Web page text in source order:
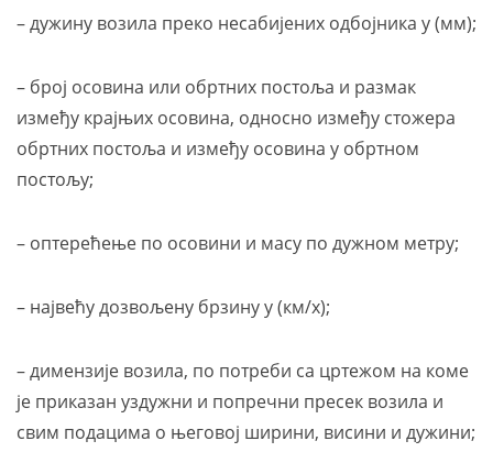
– дужину возила преко несабијених одбојника у (мм);
– број осовина или обртних постоља и размак
између крајњих осовина, односно између стожера
обртних постоља и између осовина у обртном
постољу;
– оптерећење по осовини и масу по дужном метру;
– највећу дозвољену брзину у (км/х);
– димензије возила, по потреби са цртежом на коме
је приказан уздужни и попречни пресек возила и
свим подацима о његовој ширини, висини и дужини;